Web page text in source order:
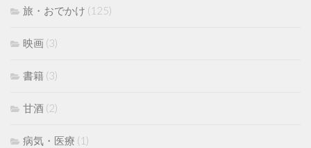
旅・おでかけ (125)
映画 (3)
書籍 (3)
甘酒 (2)
病気・医療 (1)